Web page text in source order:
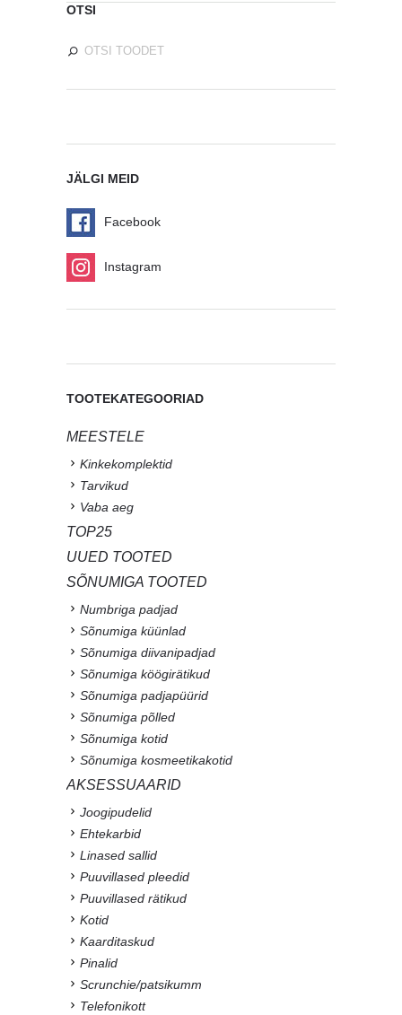
OTSI
JÄLGI MEID
Facebook
Instagram
TOOTEKATEGOORIAD
MEESTELE
Kinkekomplektid
Tarvikud
Vaba aeg
TOP25
UUED TOOTED
SÕNUMIGA TOOTED
Numbriga padjad
Sõnumiga küünlad
Sõnumiga diivanipadjad
Sõnumiga köögirätikud
Sõnumiga padjapüürid
Sõnumiga põlled
Sõnumiga kotid
Sõnumiga kosmeetikakotid
AKSESSUAARID
Joogipudelid
Ehtekarbid
Linased sallid
Puuvillased pleedid
Puuvillased rätikud
Kotid
Kaarditaskud
Pinalid
Scrunchie/patsikumm
Telefonikott